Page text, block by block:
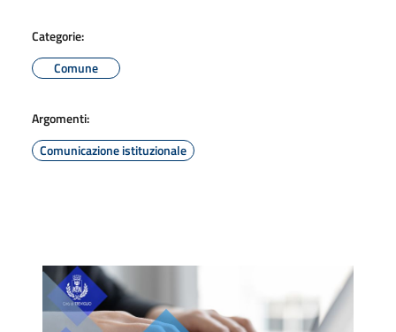
Categorie:
Comune
Argomenti:
Comunicazione istituzionale